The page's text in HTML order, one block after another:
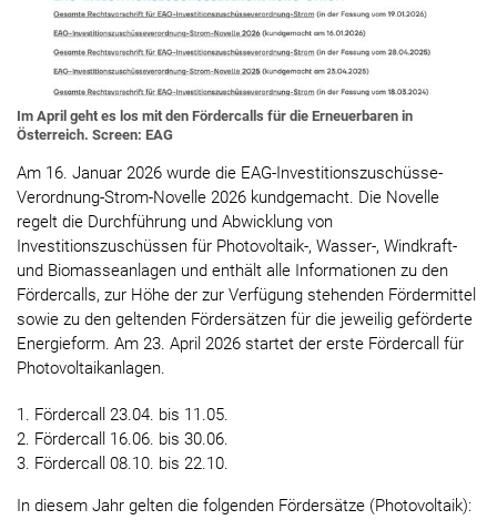
Im April geht es los mit den Fördercalls für die Erneuerbaren in
Österreich. Screen: EAG
Am 16. Januar 2026 wurde die EAG-Investitionszuschüsse-
Verordnung-Strom-Novelle 2026 kundgemacht. Die Novelle
regelt die Durchführung und Abwicklung von
Investitionszuschüssen für Photovoltaik-, Wasser-, Windkraft-
und Biomasseanlagen und enthält alle Informationen zu den
Fördercalls, zur Höhe der zur Verfügung stehenden Fördermittel
sowie zu den geltenden Fördersätzen für die jeweilig geförderte
Energieform. Am 23. April 2026 startet der erste Fördercall für
Photovoltaikanlagen.
1. Fördercall 23.04. bis 11.05.
2. Fördercall 16.06. bis 30.06.
3. Fördercall 08.10. bis 22.10.
In diesem Jahr gelten die folgenden Fördersätze (Photovoltaik):